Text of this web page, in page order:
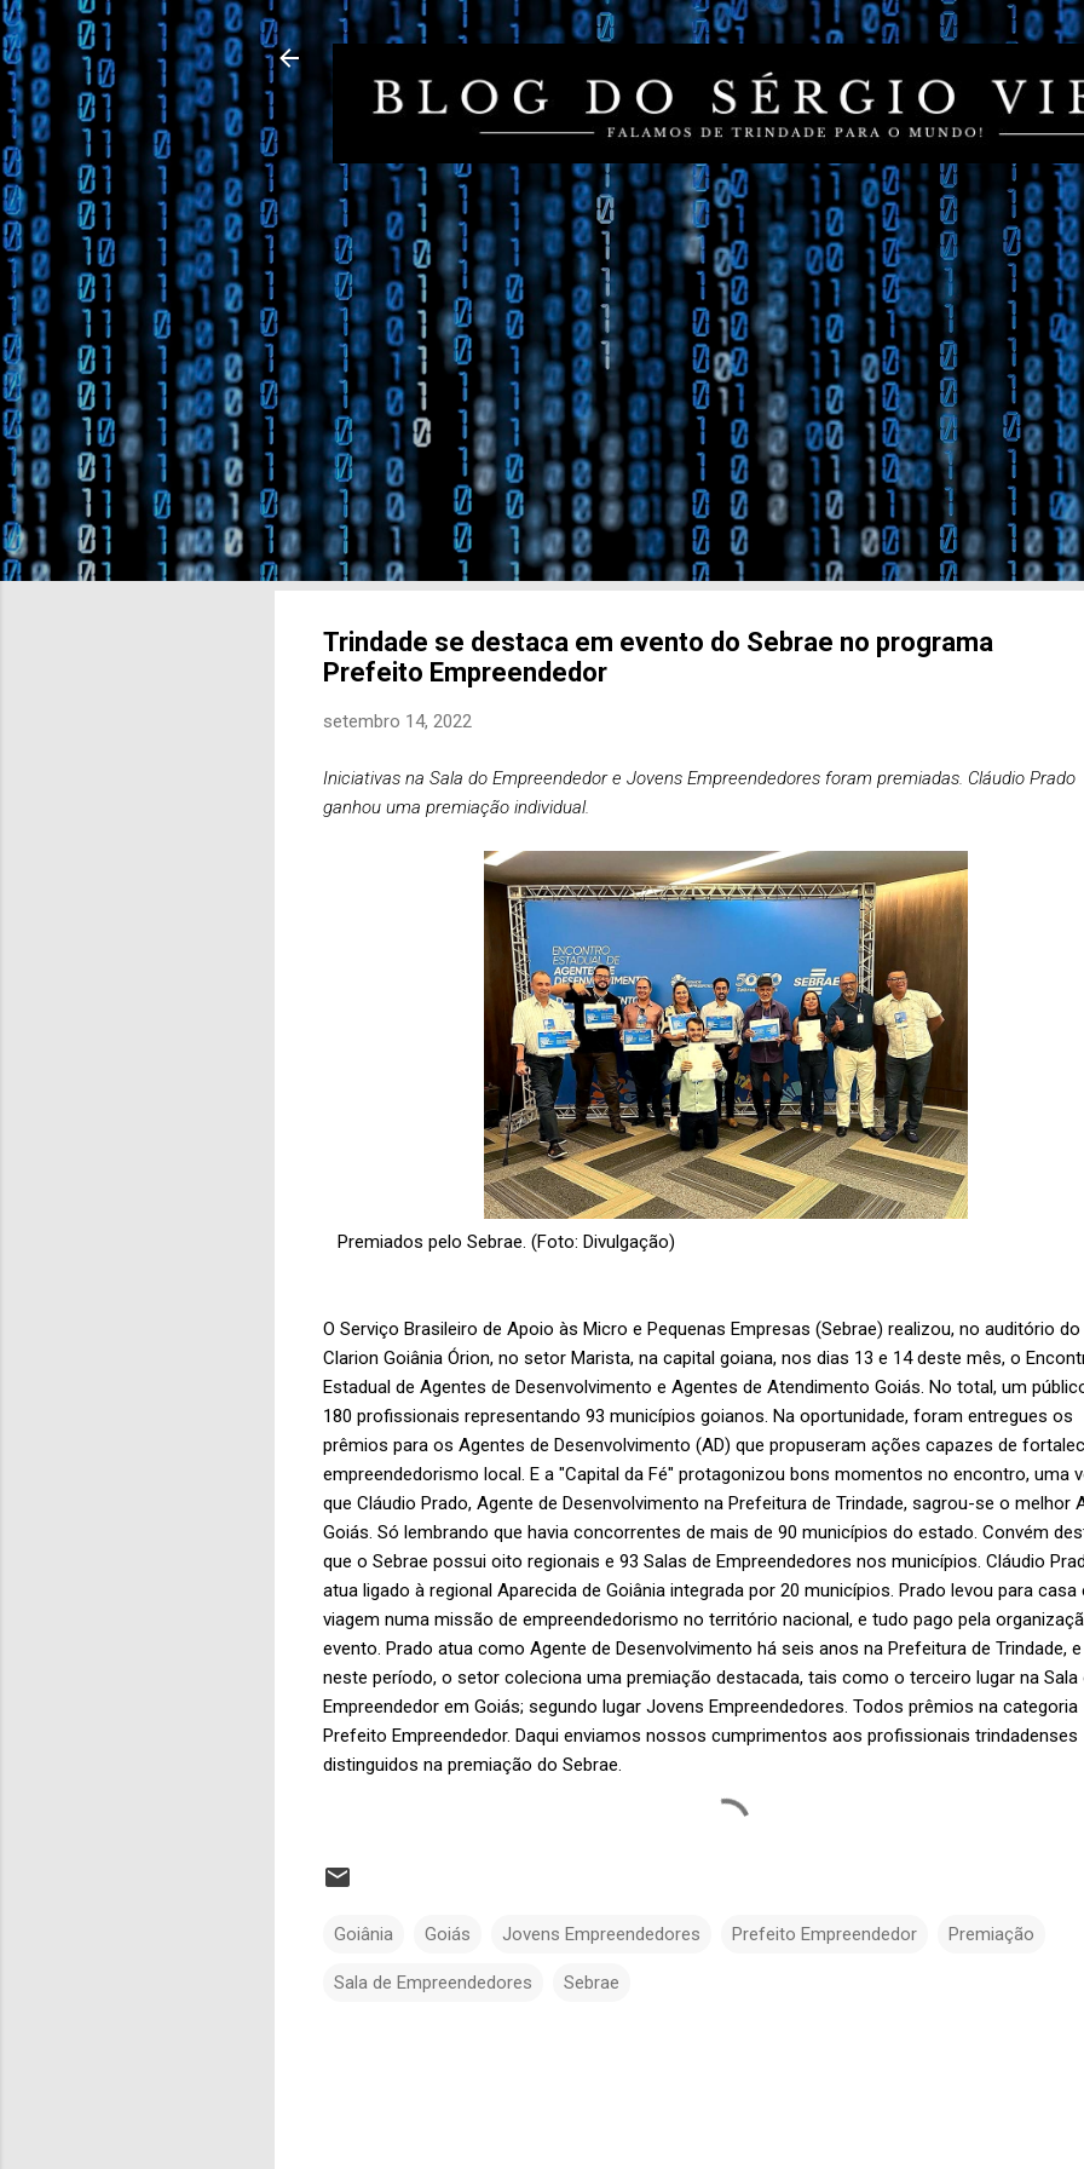
Pular para o conteúdo principal
Trindade se destaca em evento do Sebrae no programa
Prefeito Empreendedor
setembro 14, 2022
Iniciativas na Sala do Empreendedor e Jovens Empreendedores foram premiadas. Cláudio Prado
ganhou uma premiação individual.
Premiados pelo Sebrae. (Foto: Divulgação)
O Serviço Brasileiro de Apoio às Micro e Pequenas Empresas (Sebrae) realizou, no auditório do
Clarion Goiânia Órion, no setor Marista, na capital goiana, nos dias 13 e 14 deste mês, o
Estadual de Agentes de Desenvolvimento e Agentes de Atendimento Goiás. No total, um
180 profissionais representando 93 municípios goianos. Na oportunidade, foram entregues os
prêmios para os Agentes de Desenvolvimento (AD) que propuseram ações capazes de
empreendedorismo local. E a "Capital da Fé" protagonizou bons momentos no encontro, uma
que Cláudio Prado, Agente de Desenvolvimento na Prefeitura de Trindade, sagrou-se o melhor
Goiás. Só lembrando que havia concorrentes de mais de 90 municípios do estado. Convém
que o Sebrae possui oito regionais e 93 Salas de Empreendedores nos municípios. Cláudio
atua ligado à regional Aparecida de Goiânia integrada por 20 municípios. Prado levou para casa
viagem numa missão de empreendedorismo no território nacional, e tudo pago pela
evento. Prado atua como Agente de Desenvolvimento há seis anos na Prefeitura de Trindade, e
neste período, o setor coleciona uma premiação destacada, tais como o terceiro lugar na Sala
Empreendedor em Goiás; segundo lugar Jovens Empreendedores. Todos prêmios na categoria
Prefeito Empreendedor. Daqui enviamos nossos cumprimentos aos profissionais trindadenses
distinguidos na premiação do Sebrae.
Goiânia Goiás Jovens Empreendedores Prefeito Empreendedor Premiação
Sala de Empreendedores Sebrae